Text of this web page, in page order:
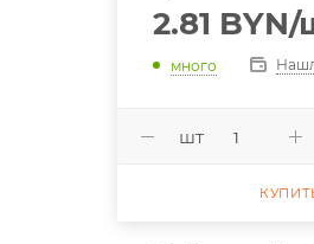
2.81 BYN/
много
шт